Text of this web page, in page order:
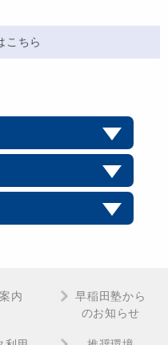
こちら
内
早稲田塾から
のお知らせ